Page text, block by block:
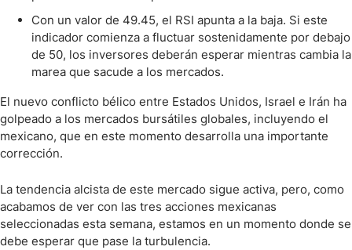
Con un valor de 49.45, el RSI apunta a la baja. Si este
indicador comienza a fluctuar sostenidamente por debajo
de 50, los inversores deberán esperar mientras cambia la
marea que sacude a los mercados.
El nuevo conflicto bélico entre Estados Unidos, Israel e Irán ha
golpeado a los mercados bursátiles globales, incluyendo el
mexicano, que en este momento desarrolla una importante
corrección.
La tendencia alcista de este mercado sigue activa, pero, como
acabamos de ver con las tres acciones mexicanas
seleccionadas esta semana, estamos en un momento donde se
debe esperar que pase la turbulencia.